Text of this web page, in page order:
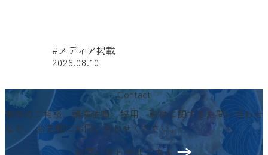
#メディア掲載
2026.08.10
Contact
案件のご相談、講演依頼、採用、取材に関するお問い合わせ
など、お気軽にお問い合わせください。